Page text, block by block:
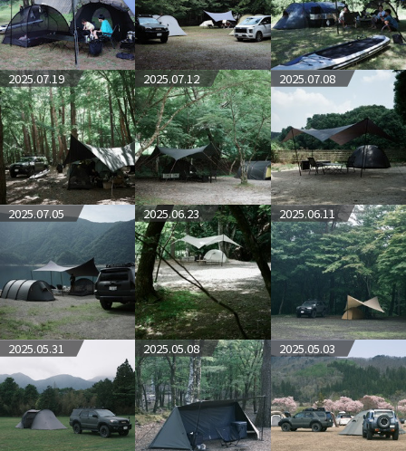
2025.07.19 2025.07.12 2025.07.08
2025.07.05 2025.06.23 2025.06.11
2025.05.31 2025.05.08 2025.05.03